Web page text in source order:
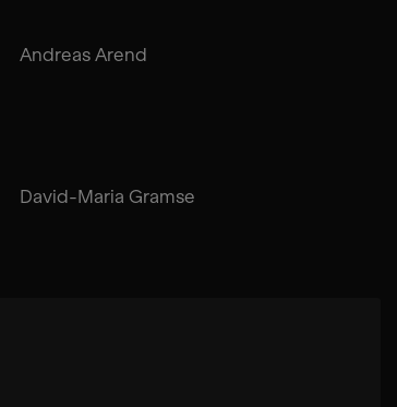
Andreas Arend
David-Maria Gramse